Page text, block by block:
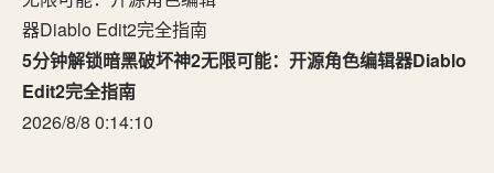
5分钟解锁暗黑破坏神2无限可能：开源角色编辑器Diablo
Edit2完全指南
2026/8/8 0:14:10